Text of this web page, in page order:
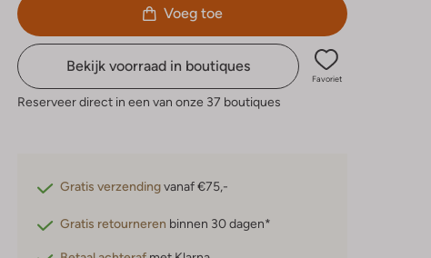
Voeg toe
Bekijk voorraad in boutiques
Favoriet
Reserveer direct in een van onze 37 boutiques
Gratis verzendingvanaf €75,-
Gratis retourneren binnen 30 dagen*